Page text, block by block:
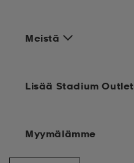
Meistä
Lisää Stadium Outlet
Myymälämme